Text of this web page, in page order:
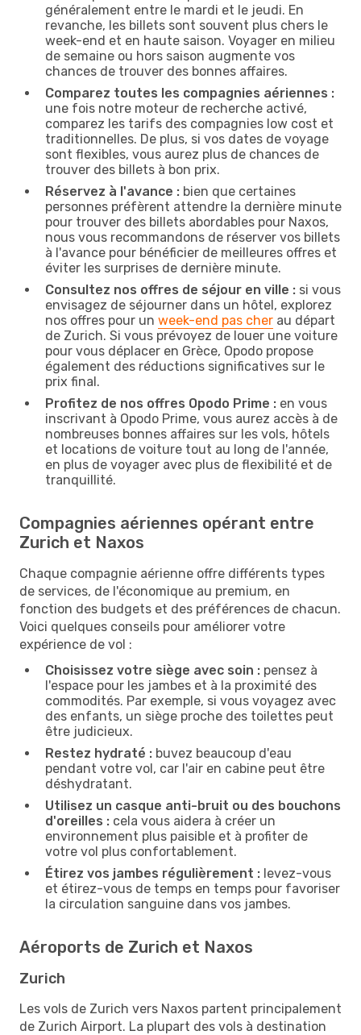
généralement entre le mardi et le jeudi. En
revanche, les billets sont souvent plus chers le
week-end et en haute saison. Voyager en milieu
de semaine ou hors saison augmente vos
chances de trouver des bonnes affaires.
Comparez toutes les compagnies aériennes :
une fois notre moteur de recherche activé,
comparez les tarifs des compagnies low cost et
traditionnelles. De plus, si vos dates de voyage
sont flexibles, vous aurez plus de chances de
trouver des billets à bon prix.
Réservez à l'avance : bien que certaines
personnes préfèrent attendre la dernière minute
pour trouver des billets abordables pour Naxos,
nous vous recommandons de réserver vos billets
à l'avance pour bénéficier de meilleures offres et
éviter les surprises de dernière minute.
Consultez nos offres de séjour en ville : si vous
envisagez de séjourner dans un hôtel, explorez
nos offres pour un week-end pas cher au départ
de Zurich. Si vous prévoyez de louer une voiture
pour vous déplacer en Grèce, Opodo propose
également des réductions significatives sur le
prix final.
Profitez de nos offres Opodo Prime : en vous
inscrivant à Opodo Prime, vous aurez accès à de
nombreuses bonnes affaires sur les vols, hôtels
et locations de voiture tout au long de l'année,
en plus de voyager avec plus de flexibilité et de
tranquillité.
Compagnies aériennes opérant entre
Zurich et Naxos
Chaque compagnie aérienne offre différents types
de services, de l'économique au premium, en
fonction des budgets et des préférences de chacun.
Voici quelques conseils pour améliorer votre
expérience de vol :
Choisissez votre siège avec soin : pensez à
l'espace pour les jambes et à la proximité des
commodités. Par exemple, si vous voyagez avec
des enfants, un siège proche des toilettes peut
être judicieux.
Restez hydraté : buvez beaucoup d'eau
pendant votre vol, car l'air en cabine peut être
déshydratant.
Utilisez un casque anti-bruit ou des bouchons
d'oreilles : cela vous aidera à créer un
environnement plus paisible et à profiter de
votre vol plus confortablement.
Étirez vos jambes régulièrement : levez-vous
et étirez-vous de temps en temps pour favoriser
la circulation sanguine dans vos jambes.
Aéroports de Zurich et Naxos
Zurich
Les vols de Zurich vers Naxos partent principalement
de Zurich Airport. La plupart des vols à destination